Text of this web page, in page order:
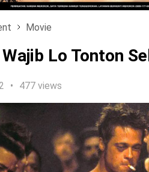
Movie
Lo Tonton
477 views